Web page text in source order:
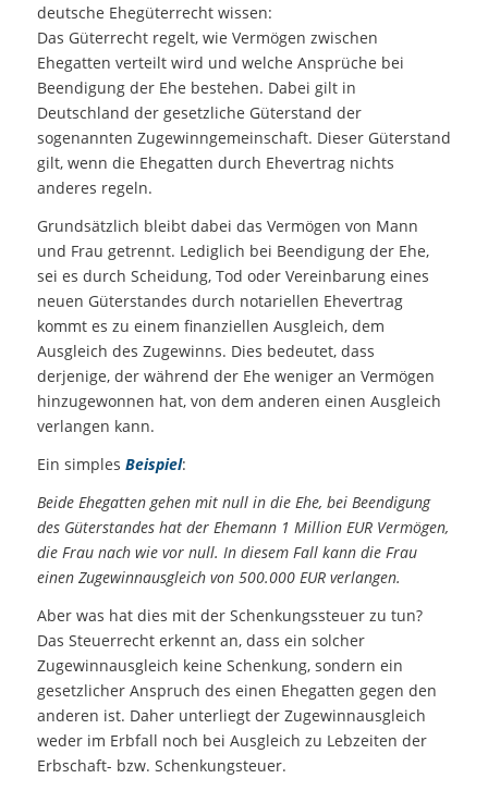
deutsche Ehegüterrecht wissen:
Das Güterrecht regelt, wie Vermögen zwischen
Ehegatten verteilt wird und welche Ansprüche bei
Beendigung der Ehe bestehen. Dabei gilt in
Deutschland der gesetzliche Güterstand der
sogenannten Zugewinngemeinschaft. Dieser Güterstand
gilt, wenn die Ehegatten durch Ehevertrag nichts
anderes regeln.
Grundsätzlich bleibt dabei das Vermögen von Mann
und Frau getrennt. Lediglich bei Beendigung der Ehe,
sei es durch Scheidung, Tod oder Vereinbarung eines
neuen Güterstandes durch notariellen Ehevertrag
kommt es zu einem finanziellen Ausgleich, dem
Ausgleich des Zugewinns. Dies bedeutet, dass
derjenige, der während der Ehe weniger an Vermögen
hinzugewonnen hat, von dem anderen einen Ausgleich
verlangen kann.
Ein simples Beispiel:
Beide Ehegatten gehen mit null in die Ehe, bei Beendigung
des Güterstandes hat der Ehemann 1 Million EUR Vermögen,
die Frau nach wie vor null. In diesem Fall kann die Frau
einen Zugewinnausgleich von 500.000 EUR verlangen.
Aber was hat dies mit der Schenkungssteuer zu tun?
Das Steuerrecht erkennt an, dass ein solcher
Zugewinnausgleich keine Schenkung, sondern ein
gesetzlicher Anspruch des einen Ehegatten gegen den
anderen ist. Daher unterliegt der Zugewinnausgleich
weder im Erbfall noch bei Ausgleich zu Lebzeiten der
Erbschaft- bzw. Schenkungsteuer.